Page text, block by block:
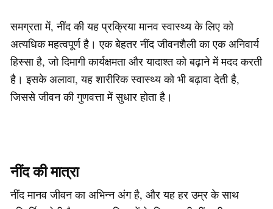
समग्रता में, नींद की यह प्रक्रिया मानव स्वास्थ्य के लिए को
अत्यधिक महत्वपूर्ण है। एक बेहतर नींद जीवनशैली का एक अनिवार्य
हिस्सा है, जो दिमागी कार्यक्षमता और यादाश्त को बढ़ाने में मदद करती
है। इसके अलावा, यह शारीरिक स्वास्थ्य को भी बढ़ावा देती है,
जिससे जीवन की गुणवत्ता में सुधार होता है।
नींद की मात्रा
नींद मानव जीवन का अभिन्न अंग है, और यह हर उम्र के साथ